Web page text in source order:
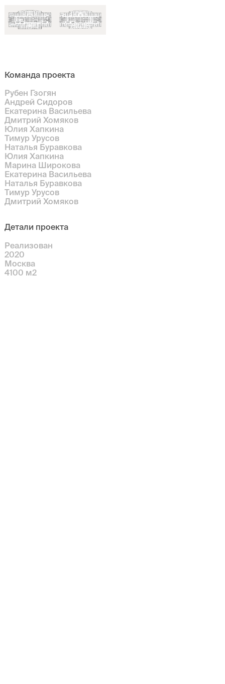
Команда проекта
Рубен Гзогян
Андрей Сидоров
Екатерина Васильева
Дмитрий Хомяков
Юлия Хапкина
Тимур Урусов
Наталья Буравкова
Юлия Хапкина
Марина Широкова
Екатерина Васильева
Наталья Буравкова
Тимур Урусов
Дмитрий Хомяков
Детали проекта
Реализован
2020
Москва
4100 м2